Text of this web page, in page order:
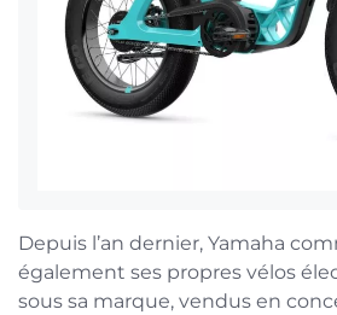
Depuis l’an dernier, Yamaha
également ses propres vélos
sous sa marque, vendus en